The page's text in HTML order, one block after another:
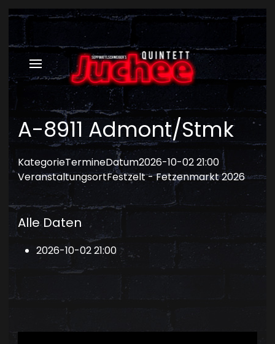
A-8911 Admont/Stmk
KategorieTermineDatum2026-10-0221:00
VeranstaltungsortFestzelt - Fetzenmarkt 2026
Alle Daten
2026-10-0221:00